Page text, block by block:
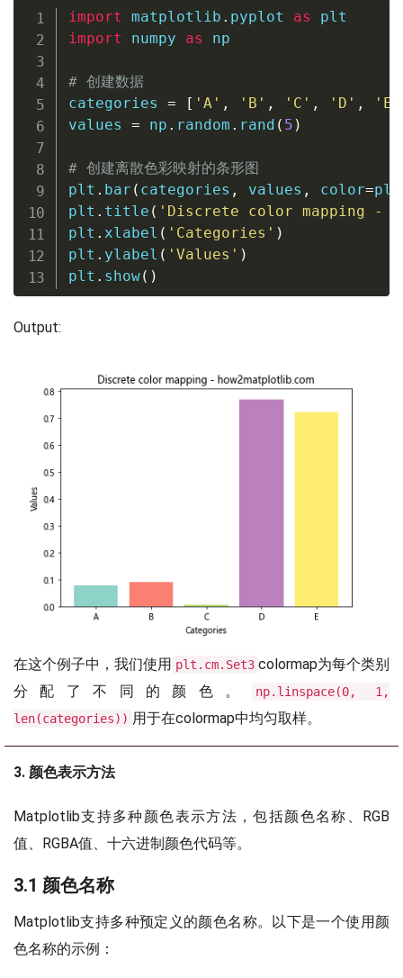
import matplotlib . pyplot as
import numpy as np
# 创建数据
categories = [ 'A' , 'B' , 'C' , 'D' , 'E'
values = np . random . rand ( 5 )
# 创建离散色彩映射的条形图
plt . bar ( categories , values , color=plt
plt . title ( 'Discrete color mapping -
plt . xlabel ( 'Categories' )
plt . ylabel ( 'Values' )
plt . show( )
Output:
在这个例子中，我们使用 plt.cm.Set3 colormap为每个类别
分配了不同的颜色。
np.linspace(0, 1,
len(categories)) 用于在colormap中均匀取样。
3. 颜色表示方法
Matplotlib支持多种颜色表示方法，包括颜色名称、RGB
值、RGBA值、十六进制颜色代码等。
3.1 颜色名称
Matplotlib支持多种预定义的颜色名称。以下是一个使用颜
色名称的示例：